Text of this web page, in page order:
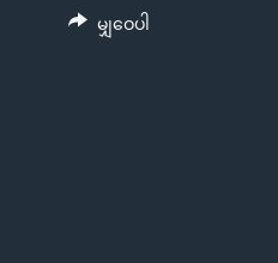
အစ္စရေး-ပါလက်စတိုင်း
အင်္ဂလိပ်စာလေ့လာမယ်
မျှဝေပါ